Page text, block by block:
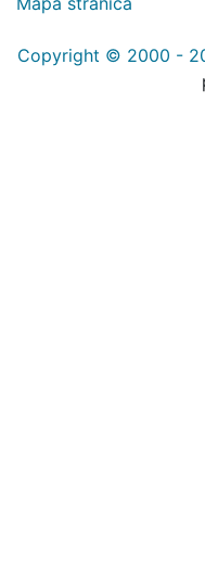
Copyright © 2000 -